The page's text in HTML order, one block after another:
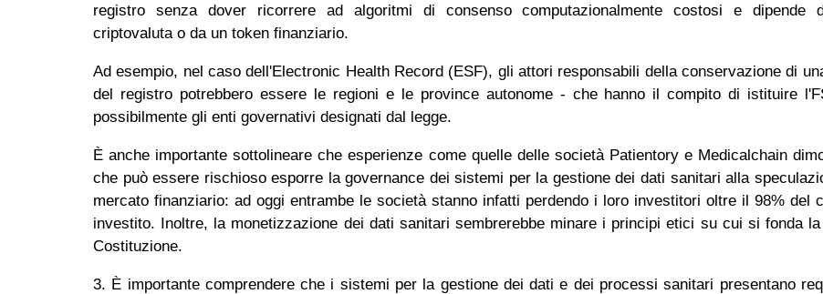
registro senza dover ricorrere ad algoritmi di consenso computazionalmente costosi e dipende
criptovaluta o da un token finanziario.
Ad esempio, nel caso dell'Electronic Health Record (ESF), gli attori responsabili della conservazione di
del registro potrebbero essere le regioni e le province autonome - che hanno il compito di istituire
possibilmente gli enti governativi designati dal legge.
È anche importante sottolineare che esperienze come quelle delle società Patientory e Medicalchain
che può essere rischioso esporre la governance dei sistemi per la gestione dei dati sanitari alla
mercato finanziario: ad oggi entrambe le società stanno infatti perdendo i loro investitori oltre il 98% del
investito. Inoltre, la monetizzazione dei dati sanitari sembrerebbe minare i principi etici su cui si fonda
Costituzione.
3. È importante comprendere che i sistemi per la gestione dei dati e dei processi sanitari presentano